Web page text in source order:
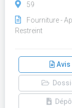
59
Fourniture -
Restreint
Avis